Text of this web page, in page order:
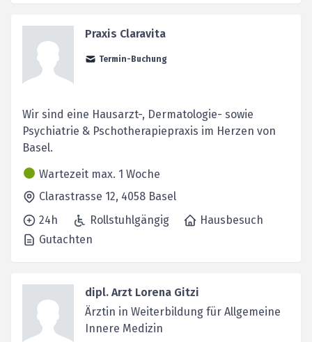
Praxis Claravita
Termin-Buchung
Wir sind eine Hausarzt-, Dermatologie- sowie
Psychiatrie & Pschotherapiepraxis im Herzen von
Basel.
Wartezeit max. 1 Woche
Clarastrasse 12, 4058 Basel
24h
Rollstuhlgängig
Hausbesuch
Gutachten
dipl. Arzt Lorena Gitzi
Ärztin in Weiterbildung für Allgemeine
Innere Medizin